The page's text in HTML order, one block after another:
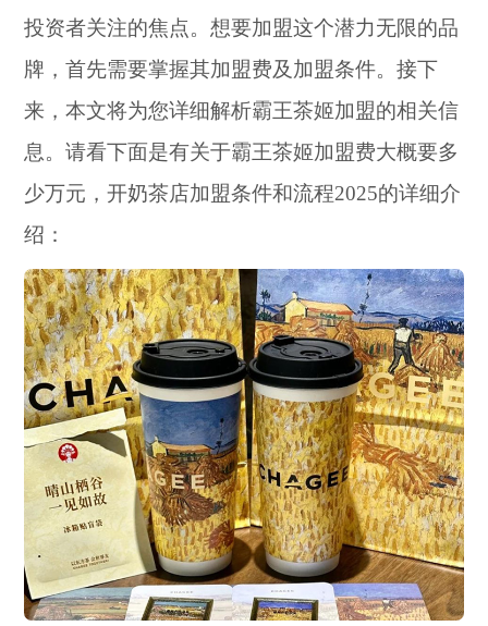
投资者关注的焦点。想要加盟这个潜力无限的品
牌，首先需要掌握其加盟费及加盟条件。接下
来，本文将为您详细解析霸王茶姬加盟的相关信
息。请看下面是有关于霸王茶姬加盟费大概要多
少万元，开奶茶店加盟条件和流程2025的详细介
绍：